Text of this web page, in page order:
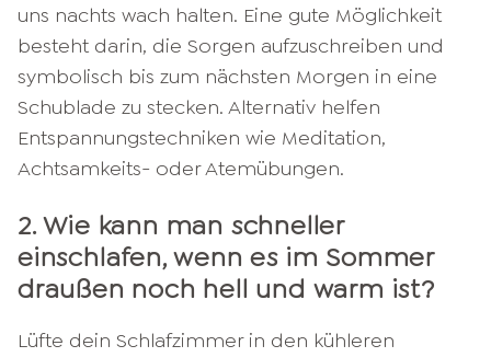
uns nachts wach halten. Eine gute Möglichkeit
besteht darin, die Sorgen aufzuschreiben und
symbolisch bis zum nächsten Morgen in eine
Schublade zu stecken. Alternativ helfen
Entspannungstechniken wie Meditation,
Achtsamkeits- oder Atemübungen.
2. Wie kann man schneller
einschlafen, wenn es im Sommer
draußen noch hell und warm ist?
Lüfte dein Schlafzimmer in den kühleren